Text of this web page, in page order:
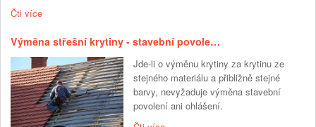
Čti více
Výměna střešní krytiny - stavební povole…
Jde-li o výměnu krytiny za krytinu ze
stejného materiálu a přibližně stejné
barvy, nevyžaduje výměna stavební
povolení ani ohlášení.